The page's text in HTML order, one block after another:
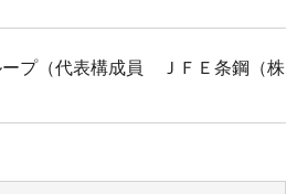
ープ（代表構成員 ＪＦＥ条鋼（株